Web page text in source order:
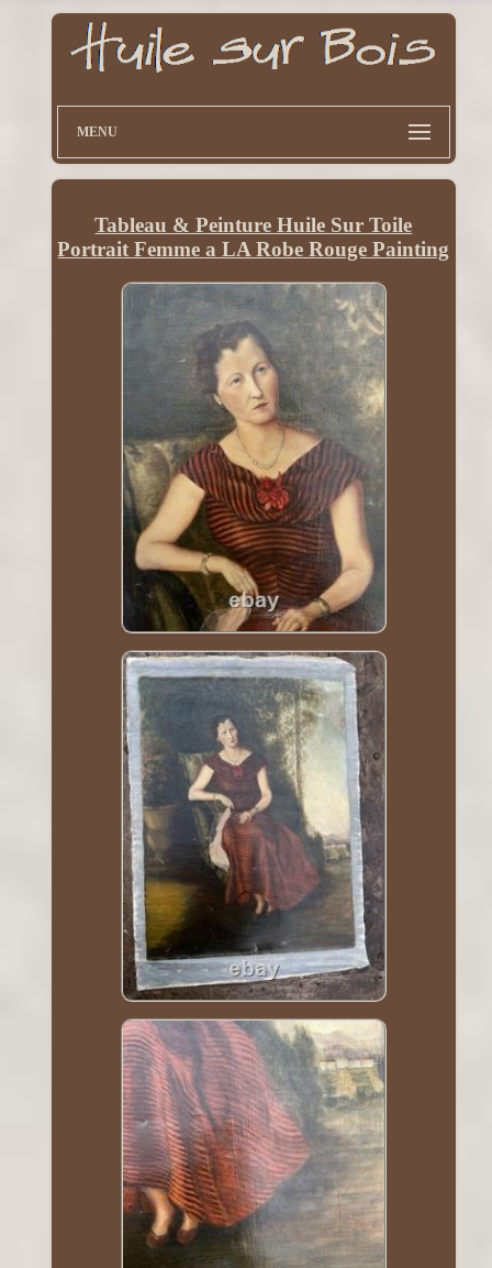
MENU
Tableau & Peinture Huile Sur Toile
Portrait Femme a LA Robe Rouge Painting